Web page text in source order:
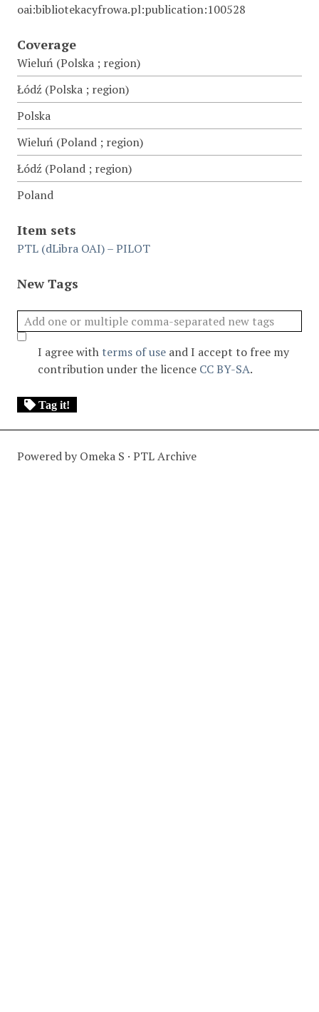
oai:bibliotekacyfrowa.pl:publication:100528
Coverage
Wieluń (Polska ; region)
Łódź (Polska ; region)
Polska
Wieluń (Poland ; region)
Łódź (Poland ; region)
Poland
Item sets
PTL (dLibra OAI) – PILOT
New Tags
I agree with terms of use and I accept to free my
contribution under the licence CC BY-SA.
Tag it!
Powered by Omeka S · PTL Archive